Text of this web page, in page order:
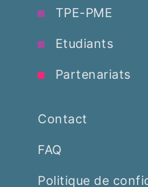
TPE-PME
Etudiants
Partenariats
Contact
FAQ
Politique de